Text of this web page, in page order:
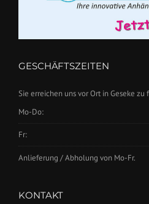
GESCHÄFTSZEITEN
Sie erreichen uns vor Ort in Geseke
Mo-Do:
Fr:
Anlieferung / Abholung von Mo-Fr.
KONTAKT